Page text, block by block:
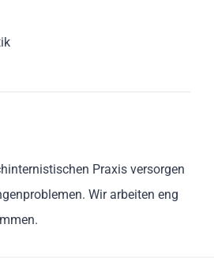
Praxis versorgen
Wir arbeiten eng